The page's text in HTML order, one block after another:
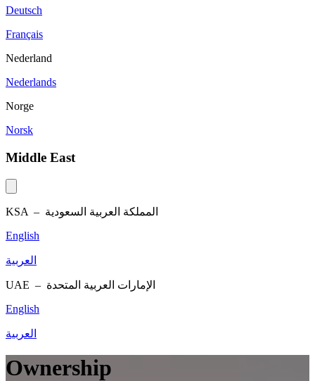
Deutsch
Français
Nederland
Nederlands
Norge
Norsk
Middle East
KSA – المملكة العربية السعودية
English
العربية
UAE – الإمارات العربية المتحدة
English
العربية
Ownership